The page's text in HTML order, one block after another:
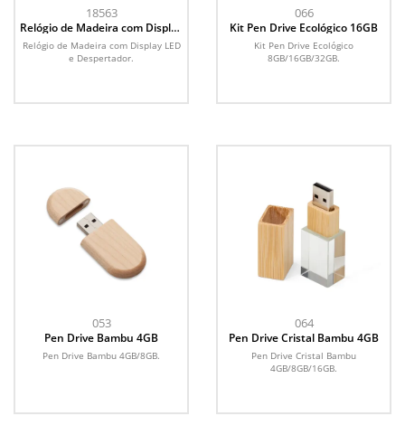
18563
Relógio de Madeira com Display
LED
Relógio de Madeira com Display LED
e Despertador.
066
Kit Pen Drive Ecológico 16GB
Kit Pen Drive Ecológico
8GB/16GB/32GB.
053
Pen Drive Bambu 4GB
Pen Drive Bambu 4GB/8GB.
064
Pen Drive Cristal Bambu 4GB
Pen Drive Cristal Bambu
4GB/8GB/16GB.